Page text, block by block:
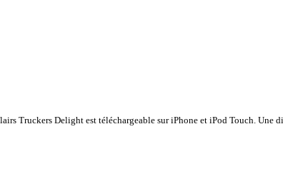
Truckers Delight est téléchargeable sur iPhone et iPod Touch.